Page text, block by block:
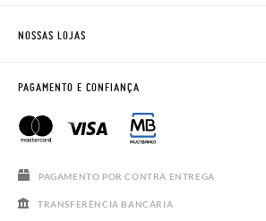
AVISO LEGAL, PRIVACIDADE E COOKIES
SALDOS
HORÁRIO
PERGUNTAS FREQUENTES
NOSSAS LOJAS
PAGAMENTO E CONFIANÇA
PAGAMENTO POR CONTRA ENTREGA
TRANSFERÊNCIA BANCÁRIA